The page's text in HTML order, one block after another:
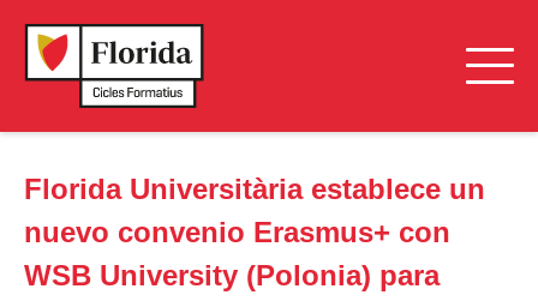
Florida Universitària establece un
nuevo convenio Erasmus+ con
WSB University (Polonia) para